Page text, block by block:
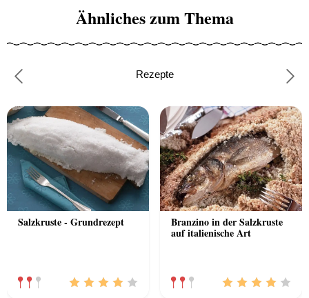
Ähnliches zum Thema
Rezepte
Salzkruste - Grundrezept Branzino in der Salzkruste
auf italienische Art